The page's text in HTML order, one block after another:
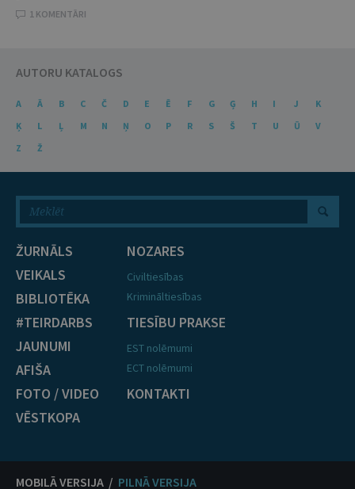
1 KOMENTĀRI
AUTORU KATALOGS
A Ā B C Č D E Ē F G Ģ H I J
K
Ķ
L Ļ M N Ņ O P R S Š T U Ū
V
Z
Ž
ŽURNĀLS
VEIKALS
BIBLIOTĒKA
#TEIRDARBS
JAUNUMI
AFIŠA
FOTO / VIDEO
VĒSTKOPA
NOZARES
Civiltiesības
Krimināltiesības
TIESĪBU PRAKSE
EST nolēmumi
ECT nolēmumi
KONTAKTI
MOBILĀ VERSIJA / PILNĀ VERSIJA